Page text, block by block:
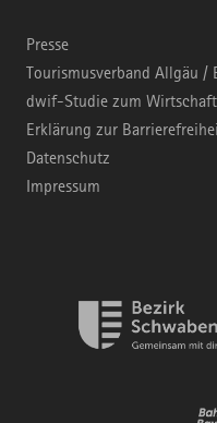
Presse
Tourismusverband Allgäu /
dwif-Studie zum
Erklärung zur
Datenschutz
Impressum